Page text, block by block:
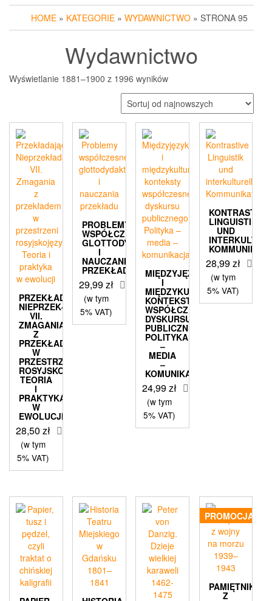
HOME » KATEGORIE » WYDAWNICTWO » STRONA 95
Wydawnictwo
Wyświetlanie 1881–1900 z 1996 wynikówPosortowane
według
najnowszych
PRZEKŁADAJĄC
NIEPRZEKŁADALNE
VII.
ZMAGANIA
Z
PRZEKŁADEM
W
PRZESTRZENI
ROSYJSKOJĘZYCZNEJ.
TEORIA
I
PRAKTYKA
W
EWOLUCJI
28,50 zł
(w tym
5% VAT)
PROBLEMY
WSPÓŁCZESNEJ
GLOTTODYDAKTYKI
I
NAUCZANIA
PRZEKŁADU
29,99zł
(w tym
5% VAT)
MIĘDZYJĘZYKOWE
I
MIĘDZYKULTUROWE
KONTEKSTY
WSPÓŁCZESNEGO
DYSKURSU
PUBLICZNEGO.
POLITYKA
–
MEDIA
–
KOMUNIKACJA
24,99zł
(w tym
5% VAT)
KONTRASTIVE
LINGUISTIK
UND
28,99zł
(w tym
5% VAT)
PROMOCJA!
PAMIĘTNIK
Z